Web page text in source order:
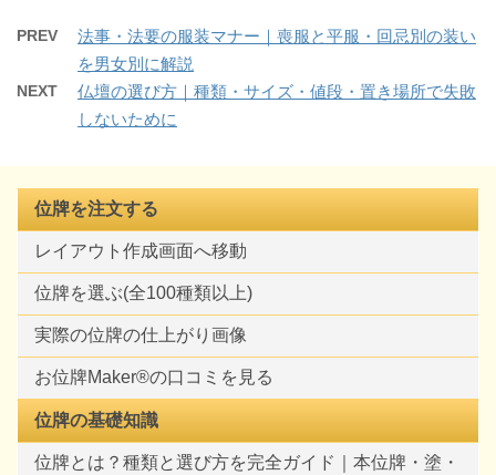
PREV
法事・法要の服装マナー｜喪服と平服・回忌別の装い
を男女別に解説
NEXT
仏壇の選び方｜種類・サイズ・値段・置き場所で失敗
しないために
位牌を注文する
レイアウト作成画面へ移動
位牌を選ぶ(全100種類以上)
実際の位牌の仕上がり画像
お位牌Maker®の口コミを見る
位牌の基礎知識
位牌とは？種類と選び方を完全ガイド｜本位牌・塗・